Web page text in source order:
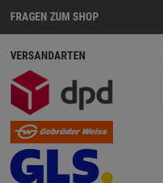
FRAGEN ZUM SHOP
VERSANDARTEN